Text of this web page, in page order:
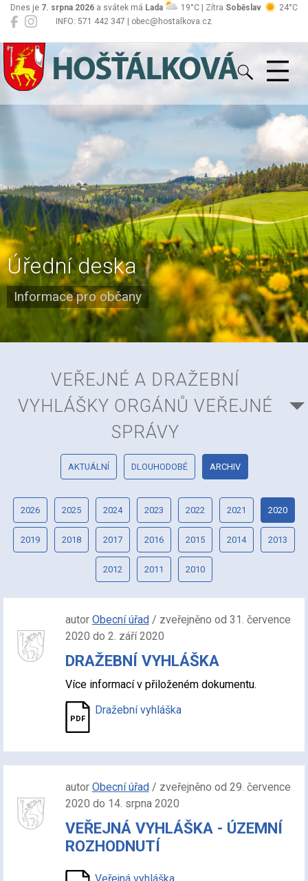
INFO: 571 442 347 | obec@hostalkova.cz
Dnes je 7. srpna 2026 a svátek má Lada 19°C | Zítra Soběslav 24°C
Hošťálková
Úřední deska
Informace pro občany
VEŘEJNÉ A DRAŽEBNÍ
VYHLÁŠKY ORGÁNŮ VEŘEJNÉ
SPRÁVY
AKTUÁLNÍ DLOUHODOBÉ ARCHIV
2026 2025 2024 2023 2022 2021 2020
2019 2018 2017 2016 2015 2014 2013
2012 2011 2010
autor Obecní úřad/ zveřejněno od 31. července
2020 do 2. září 2020
DRAŽEBNÍ VYHLÁŠKA
Více informací v přiloženém dokumentu.
Dražební vyhláška
autor Obecní úřad/ zveřejněno od 29. července
2020 do 14. srpna 2020
VEŘEJNÁ VYHLÁŠKA - ÚZEMNÍ
ROZHODNUTÍ